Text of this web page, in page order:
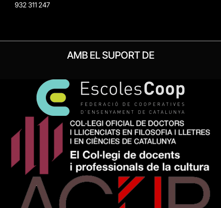
932 311 247
AMB EL SUPORT DE